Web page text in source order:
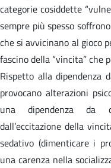
categorie cosiddette
sempre più spesso
che si avvicinano al gioco
fascino della “vincita” che
Rispetto alla dipendenza
provocano alterazioni
una dipendenza da
dall’eccitazione della
sedativo (dimenticare i
una carenza nella